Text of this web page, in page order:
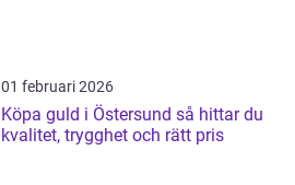
01 februari 2026
Köpa guld i Östersund så hittar du
kvalitet, trygghet och rätt pris